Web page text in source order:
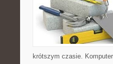
krótszym czasie.